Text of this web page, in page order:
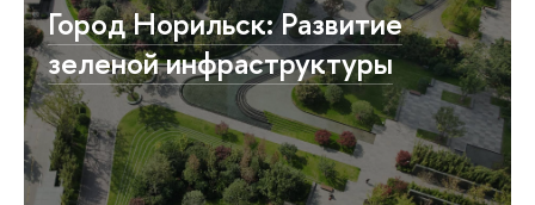
Город Норильск: Развитие
зеленой инфраструктуры